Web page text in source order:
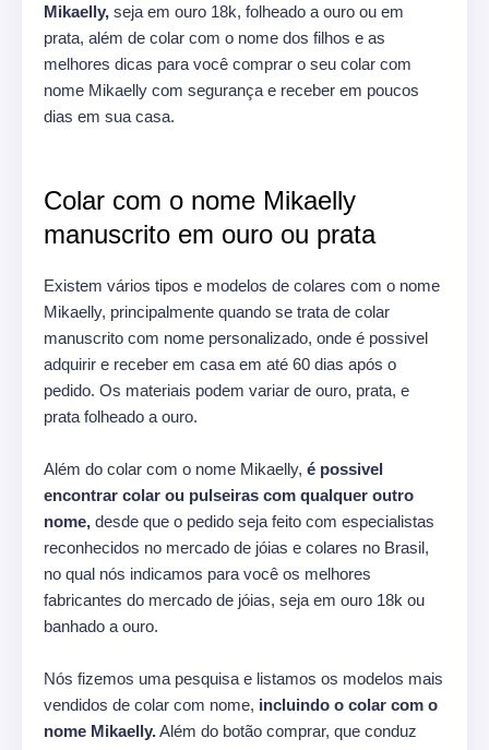
Mikaelly, seja em ouro 18k, folheado a ouro ou em
prata, além de colar com o nome dos filhos e as
melhores dicas para você comprar o seu colar com
nome Mikaelly com segurança e receber em poucos
dias em sua casa.
Colar com o nome Mikaelly
manuscrito em ouro ou prata
Existem vários tipos e modelos de colares com o nome
Mikaelly, principalmente quando se trata de colar
manuscrito com nome personalizado, onde é possivel
adquirir e receber em casa em até 60 dias após o
pedido. Os materiais podem variar de ouro, prata, e
prata folheado a ouro.
Além do colar com o nome Mikaelly, é possivel
encontrar colar ou pulseiras com qualquer outro
nome, desde que o pedido seja feito com especialistas
reconhecidos no mercado de jóias e colares no Brasil,
no qual nós indicamos para você os melhores
fabricantes do mercado de jóias, seja em ouro 18k ou
banhado a ouro.
Nós fizemos uma pesquisa e listamos os modelos mais
vendidos de colar com nome, incluindo o colar com o
nome Mikaelly.Além do botão comprar, que conduz